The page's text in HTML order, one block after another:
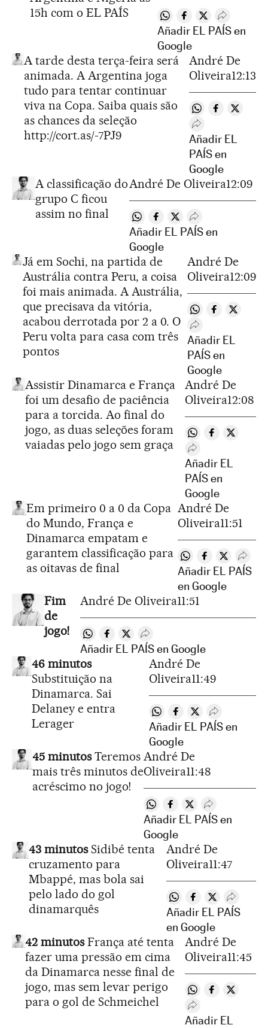
15h com o EL PAÍS
Compartir en Whatsapp
Compartir en
Compartir en
Desplegar
Añadir EL PAÍS en
Google
A tarde desta terça-feira será
animada. A Argentina joga
tudo para tentar continuar
viva na Copa. Saiba quais são
as chances da seleção
http://cort.as/-7PJ9
André De
Oliveira12:13
Compartir en
Compartir
Desplegar
Añadir EL
PAÍS en
Google
A classificação do
grupo C ficou
assim no final
André De Oliveira12:09
Compartir en Whatsapp
Compartir en Facebook
Compartir en Twitter
Desplegar Redes
Añadir EL PAÍS en
Google
Já em Sochi, na partida de
Austrália contra Peru, a coisa
foi mais animada. A Austrália,
que precisava da vitória,
acabou derrotada por 2 a 0. O
Peru volta para casa com três
pontos
André De
Oliveira12:09
Compartir en
Compartir
Desplegar Redes
Añadir EL
PAÍS en
Google
Assistir Dinamarca e França
foi um desafio de paciência
para a torcida. Ao final do
jogo, as duas seleções foram
vaiadas pelo jogo sem graça
André De
Oliveira12:08
Compartir en
Compartir en
Desplegar Redes
Añadir EL
PAÍS en
Google
Em primeiro 0 a 0 da Copa
do Mundo, França e
Dinamarca empatam e
garantem classificação para
as oitavas de final
André De
Oliveira11:51
Compartir en
Compartir en
Compartir
Añadir EL PAÍS
en Google
Fim
de
jogo!
André De Oliveira11:51
Compartir en Whatsapp
Compartir en Facebook
Compartir en Twitter
Desplegar Redes Sociales
Añadir EL PAÍS en Google
46 minutos
Substituição na
Dinamarca. Sai
Delaney e entra
Lerager
André De
Oliveira11:49
Compartir en Whatsapp
Compartir en
Compartir en
Desplegar
Añadir EL PAÍS en
Google
45 minutosTeremos
mais três minutos de
acréscimo no jogo!
André De
Oliveira11:48
Compartir en Whatsapp
Compartir en Facebook
Compartir en
Desplegar
Añadir EL PAÍS en
Google
43 minutosSidibé tenta
cruzamento para
Mbappé, mas bola sai
pelo lado do gol
dinamarquês
André De
Oliveira11:47
Compartir en
Compartir en
Compartir
Añadir EL PAÍS
en Google
42 minutosFrança até tenta
fazer uma pressão em cima
da Dinamarca nesse final de
jogo, mas sem levar perigo
para o gol de Schmeichel
André De
Oliveira11:45
Compartir en
Compartir en
Desplegar Redes
Añadir EL